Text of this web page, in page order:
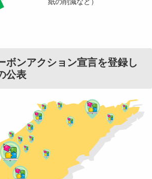
ボンアクション宣言を登録し
公表